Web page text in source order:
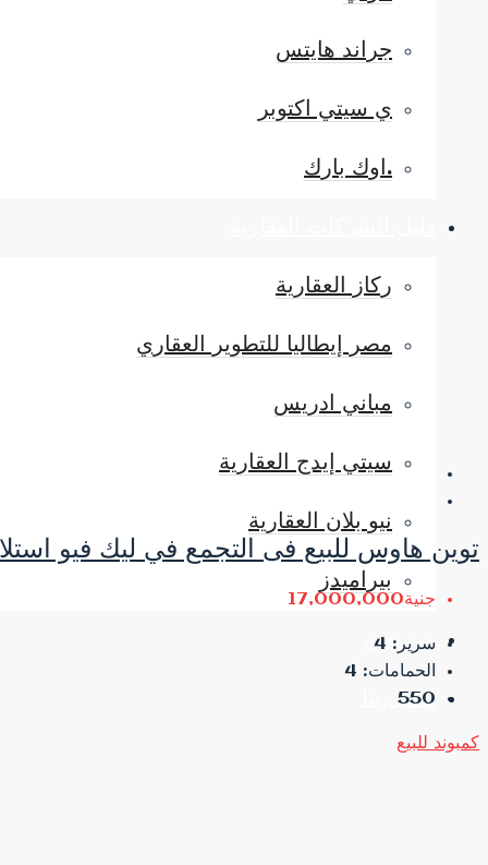
جراند هايتس
ي سيتي اكتوبر
.اوك بارك
ركاز العقارية
مصر إيطاليا للتطوير العقاري
مباني ادريس
سيتي إيدج العقارية
نيو بلان العقارية
بيراميدز
من نحن
اتصل بنا
توين هاوس للبيع فى التجمع في ليك فيو
جنية17,000,000
سرير: 4
الحمامات: 4
550
كمبوند للبيع